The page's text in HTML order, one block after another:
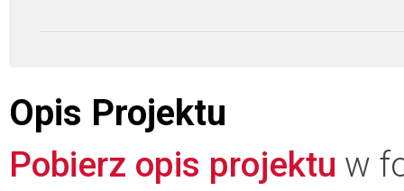
Opis Projektu
Pobierz opis projektu w